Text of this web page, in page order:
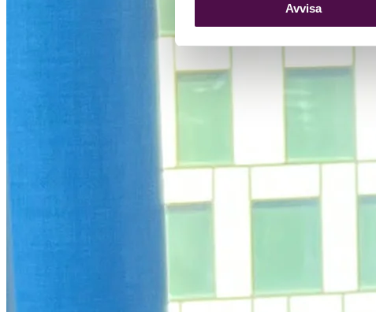
Avvisa